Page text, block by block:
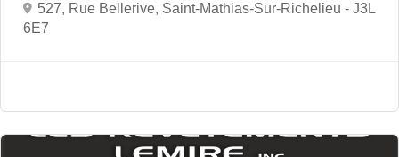
527, Rue Bellerive, Saint-Mathias-Sur-Richelieu - J3L
6E7